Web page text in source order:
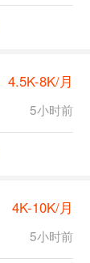
4.5K-8K/月
5小时前
4K-10K/月
5小时前